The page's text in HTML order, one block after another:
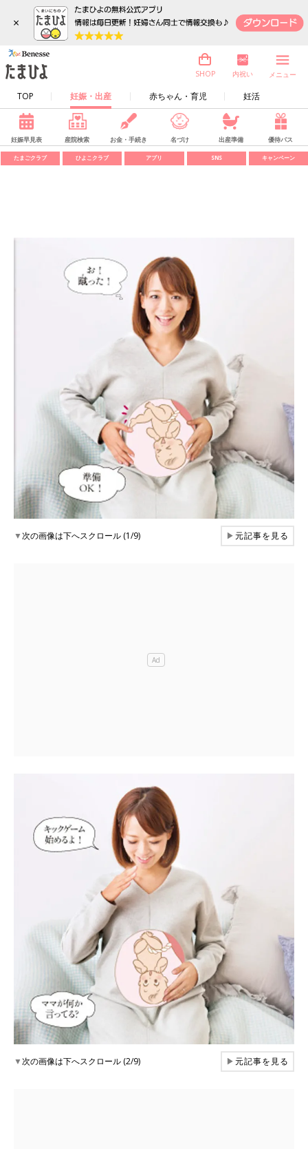
×
TOP 妊娠・出産 赤ちゃん・育児 妊活
SHOP 内祝い メニュー
妊娠早見表 産院検索 お金・手続き 名づけ 出産準備 優待パス
たまごクラブ ひよこクラブ アプリ SNS キャンペーン
▼次の画像は下へスクロール (1/9) ▶元記事を見る
▼次の画像は下へスクロール (2/9) ▶元記事を見る